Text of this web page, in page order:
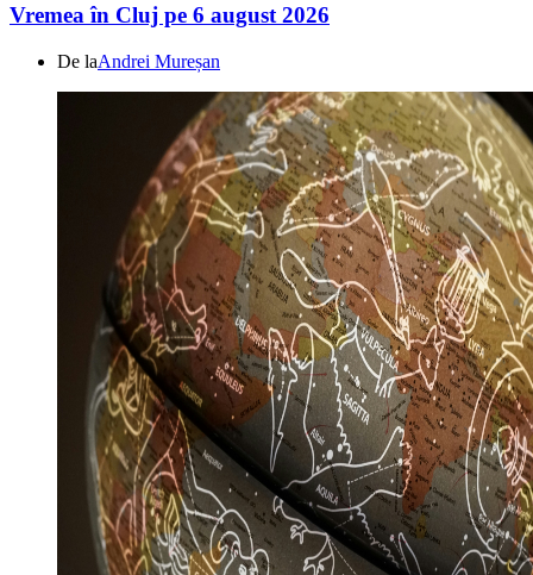
Vremea în Cluj pe 6 august 2026
De laAndrei Mureșan